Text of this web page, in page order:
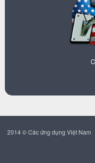
2014 © Các ứng dụng Việt Nam